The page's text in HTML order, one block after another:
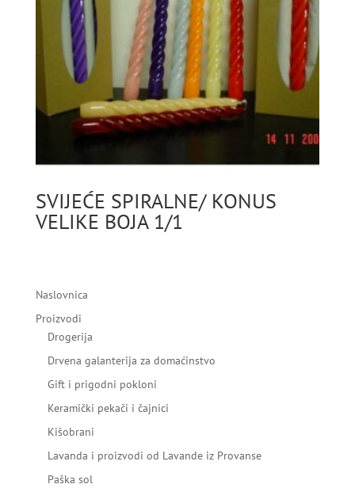
SVIJEĆE SPIRALNE/ KONUS
VELIKE BOJA 1/1
Naslovnica
Proizvodi
Drogerija
Drvena galanterija za domaćinstvo
Gift i prigodni pokloni
Keramički pekači i čajnici
Kišobrani
Lavanda i proizvodi od Lavande iz Provanse
Paška sol